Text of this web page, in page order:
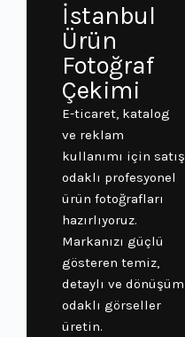
İstanbul
Ürün
Fotoğraf
Çekimi
E-ticaret, katalog
ve reklam
kullanımı için satış
odaklı profesyonel
ürün fotoğrafları
hazırlıyoruz.
Markanızı güçlü
gösteren temiz,
detaylı ve dönüşüm
odaklı görseller
üretin.